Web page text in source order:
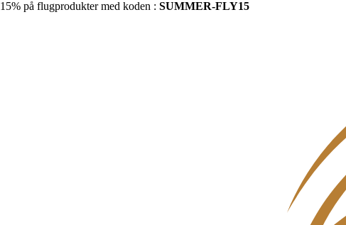
15% på flugprodukter med koden : SUMMER-FLY15